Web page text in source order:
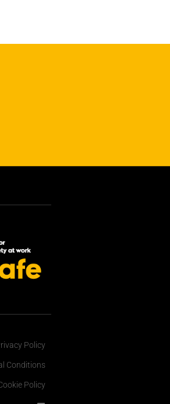
Policy
Conditions
Policy